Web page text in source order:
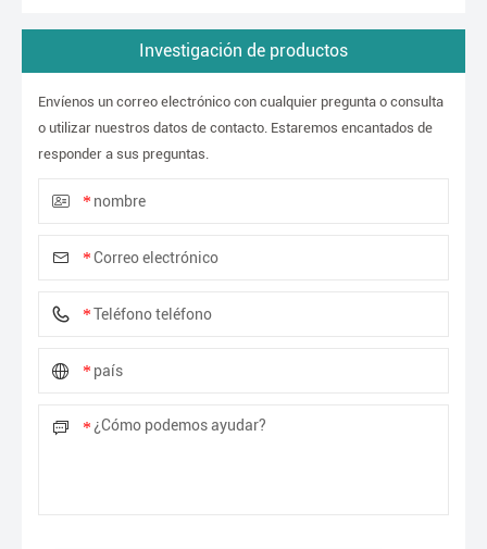
Investigación de productos
Envíenos un correo electrónico con cualquier pregunta o consulta
o utilizar nuestros datos de contacto. Estaremos encantados de
responder a sus preguntas.